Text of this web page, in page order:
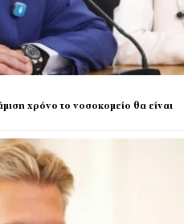
χρόνο το νοσοκομείο θα είναι